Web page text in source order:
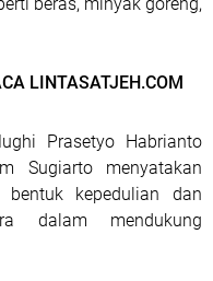
LINTASATJEH.COM
Prasetyo Habrianto
Sugiarto menyatakan
kepedulian dan
dalam mendukung